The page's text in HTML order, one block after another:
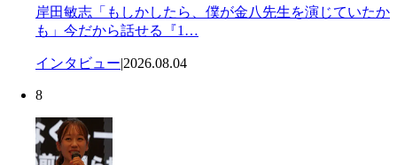
岸田敏志「もしかしたら、僕が金八先生を演じていたか
も」今だから話せる『1…
インタビュー|2026.08.04
8